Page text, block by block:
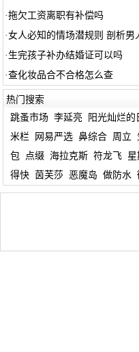
·拖欠工资离职有补偿吗
·女人必知的情场潜规则 剖析男
· 生完孩子补办结婚证可以吗
·查化妆品合不合格怎么查
热门搜索
跳蚤市场 李延亮 阳光灿烂的
米栏
网易严选 鼻综合 周立
包
点缀 海拉克斯 符龙飞 星
得快
茵芙莎 恶魔岛 做防水